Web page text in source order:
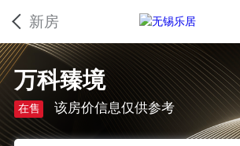
新房
万科臻境
在售 该房价信息仅供参考